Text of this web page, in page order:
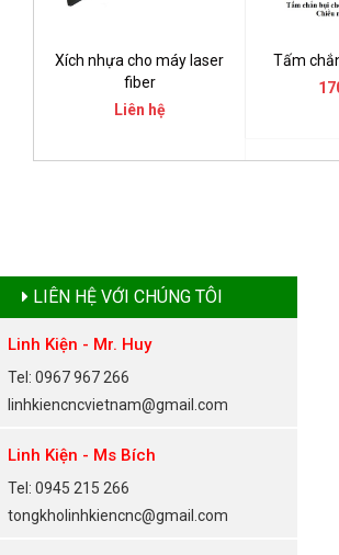
Xích nhựa cho máy laser
fiber
Liên hệ
Tấm
LIÊN HỆ VỚI CHÚNG TÔI
Linh Kiện - Mr. Huy
Tel: 0967 967 266
linhkiencncvietnam@gmail.com
Linh Kiện - Ms Bích
Tel: 0945 215 266
tongkholinhkiencnc@gmail.com